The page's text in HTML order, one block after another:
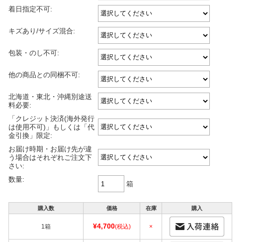
酢
)
着日指定不可:
キズあり/サイズ混合:
包装・のし不可:
他の商品との同梱不可:
北海道・東北・沖縄別途送
料必要:
「クレジット決済(海外発行
は使用不可)」もしくは「代
金引換」限定:
お届け時期・お届け先が違
う場合はそれぞれご注文下
さい:
数量:
箱
購入数 価格 在庫 購入
1箱 ¥4,700(税込) ×